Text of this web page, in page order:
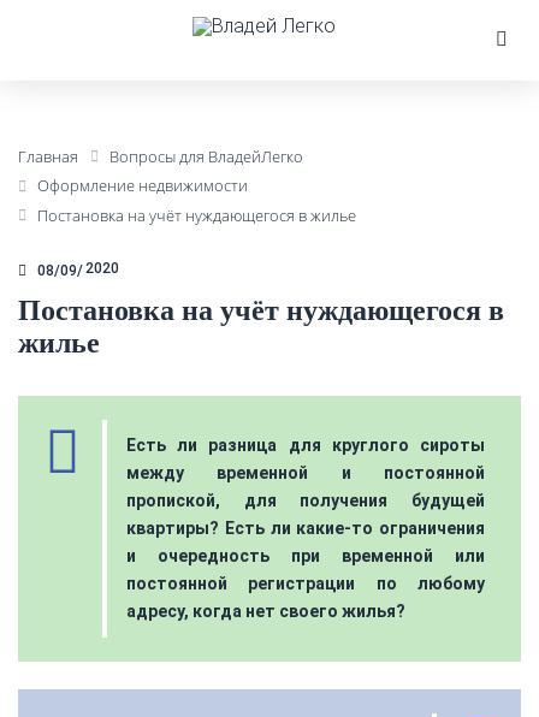
Главная
Вопросы для ВладейЛегко
Оформление недвижимости
Постановка на учёт нуждающегося в жилье
08/09 2020
Постановка на учёт нуждающегося в
жилье
Есть ли разница для круглого сироты
между временной и постоянной
пропиской, для получения будущей
квартиры? Есть ли какие-то ограничения
и очередность при временной или
постоянной регистрации по любому
адресу, когда нет своего жилья?